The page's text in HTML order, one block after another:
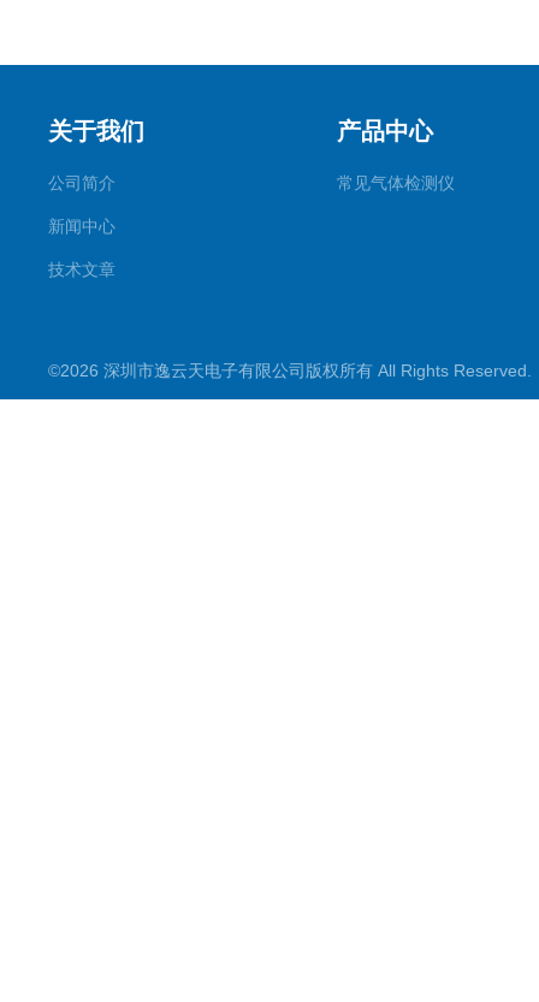
关于我们
公司简介
新闻中心
技术文章
产品中心
常见气体检测仪
©2026 深圳市逸云天电子有限公司版权所有 All Rights